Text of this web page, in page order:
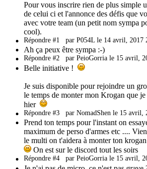
Pour vous inscrire rien de plus simple
de celui ci et l'annonce des défis que
avec votre team (un petit nom sympa
cool).
Répondre #1 par P054L le 14 avril, 2017
Ah ça peux être sympa :-)
Répondre #2 par PeioGorria le 15 avril,
Belle initiative !
Je suis disponible pour rejoindre un
le temps de monter mon Krogan que
hier
Répondre #3 par NomadShen le 15 avril,
Prend ton temps pour l'instant on
maximum de perso d'armes etc ....
le multi on t'aidera à monter ton
On est sur le discord tout les soirs
Répondre #4 par PeioGorria le 15 avril,